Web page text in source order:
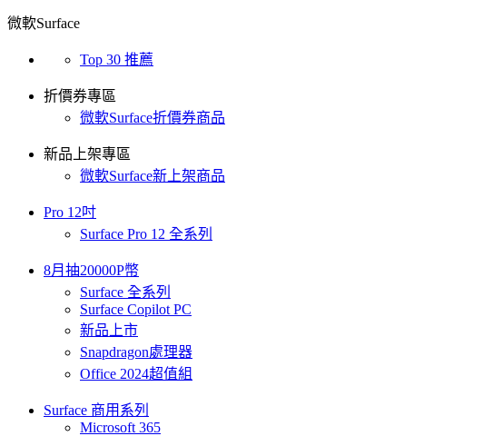
微軟Surface
Top 30 推薦
折價券專區
微軟Surface折價券商品
新品上架專區
微軟Surface新上架商品
Pro 12吋
Surface Pro 12 全系列
8月抽20000P幣
Surface 全系列
Surface Copilot PC
新品上市
Snapdragon處理器
Office 2024超值組
Surface 商用系列
Microsoft 365